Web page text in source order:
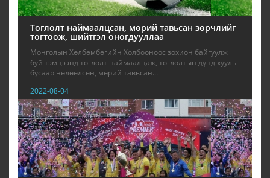
Тоглолт наймаалцсан, мөрий тавьсан зөрчлийг
тогтоож, шийтгэл оногдууллаа
Монголын Хөлбөмбөгийн Холбооноос зохион байгуулж
буй тэмцээнд тоглолт наймаалцаж, тоглолтын дүнд хууль
бусаар нөлөөлсөн, мөрий тавьсан...
2022-08-04